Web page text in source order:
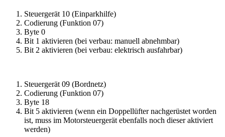
Steuergerät 10 (Einparkhilfe)
Codierung (Funktion 07)
Byte 0
Bit 1 aktivieren (bei verbau: manuell abnehmbar)
Bit 2 aktivieren (bei verbau: elektrisch ausfahrbar)
Steuergerät 09 (Bordnetz)
Codierung (Funktion 07)
Byte 18
Bit 5 aktivieren (wenn ein Doppellüfter nachgerüstet worden
ist, muss im Motorsteuergerät ebenfalls noch dieser aktiviert
werden)